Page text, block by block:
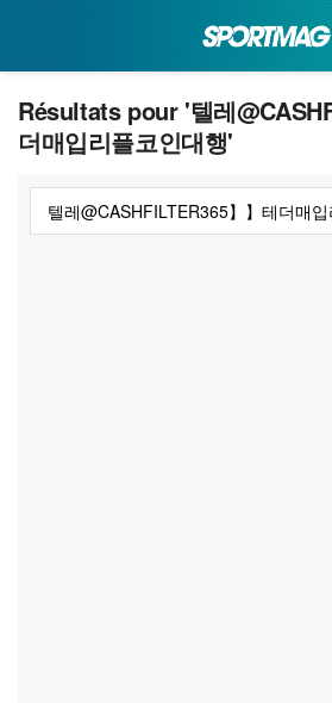
Résultats pour '텔레
더매입리플코인대행'